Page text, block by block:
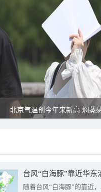
北京气温创今年来新高 焖蒸
台风“白海豚”靠近华
随着台风“白海豚”的靠近